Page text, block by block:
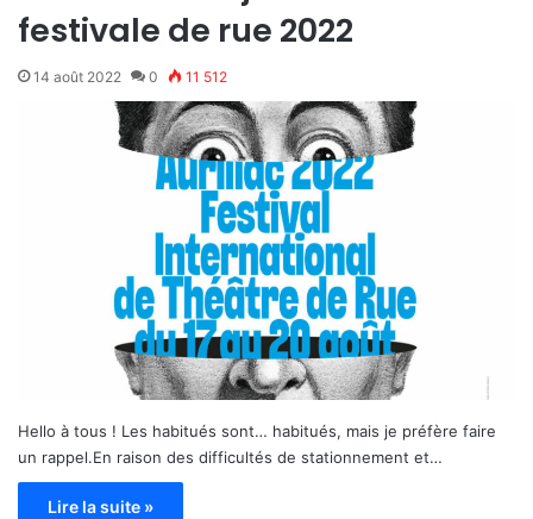
festivale de rue 2022
14 août 2022 0 11 512
Hello à tous ! Les habitués sont… habitués, mais je préfère faire
un rappel.En raison des difficultés de stationnement et…
Lire la suite »